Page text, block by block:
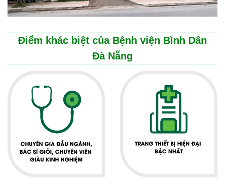
Điểm khác biệt của Bệnh viện Bình Dân
Đà Nẵng